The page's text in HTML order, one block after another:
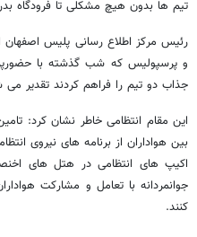
تیم ها بدون هیچ مشکلی تا فرودگاه
رئیس مرکز اطلاع رسانی پلیس اصفهان
و پرسپولیس که شب گذشته با
جذاب دو تیم را فراهم کردند تقدیر می
این مقام انتظامی خاطر نشان کرد:
بین هواداران از برنامه های نیروی
اکیپ های انتظامی در هتل های
کنند.